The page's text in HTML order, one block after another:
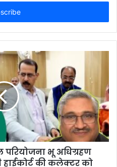
भू अधिग्रहण
की कलेक्टर को